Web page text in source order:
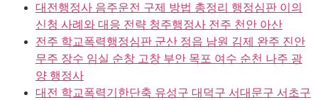
대전행정사 음주운전 구제 방법 총정리 행정심판 이의
신청 사례와 대응 전략 청주행정사 전주 천안 아산
전주 학교폭력행정심판 군산 정읍 남원 김제 완주 진안
무주 장수 임실 순창 고창 부안 목포 여수 순천 나주 광
양 행정사
대전 학교폭력기한단축 유성구 대덕구 서대문구 서초구